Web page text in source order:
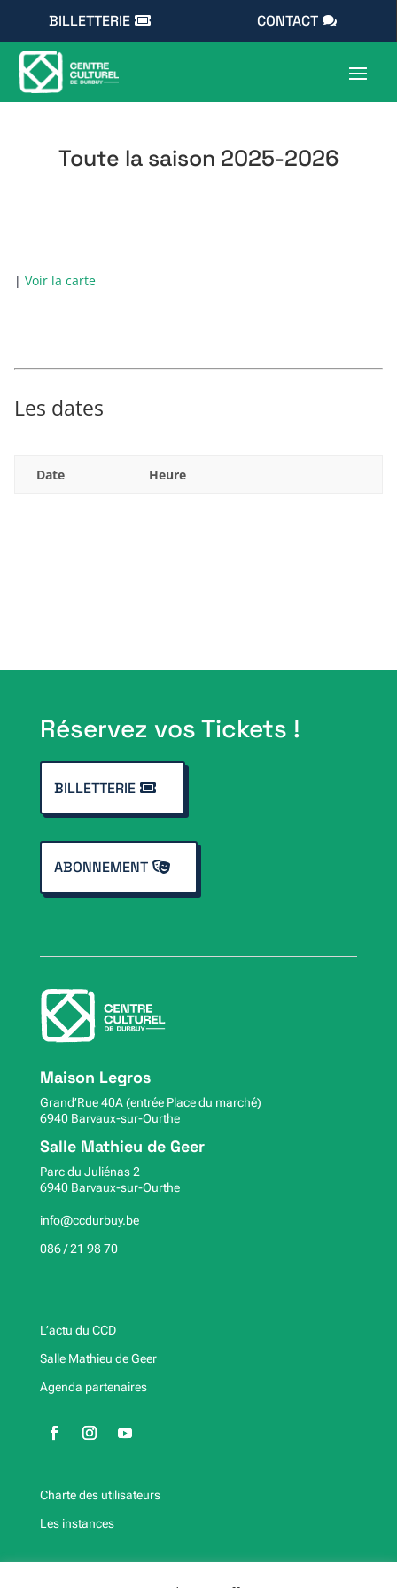
BILLETTERIE CONTACT
Toute la saison 2025-2026
| Voir la carte
Les dates
Date Heure
Réservez vos Tickets !
BILLETTERIE
ABONNEMENT
Maison Legros
Grand’Rue 40A (entrée Place du marché)
6940 Barvaux-sur-Ourthe
Salle Mathieu de Geer
Parc du Juliénas 2
6940 Barvaux-sur-Ourthe
info@ccdurbuy.be
086 / 21 98 70
L’actu du CCD
Salle Mathieu de Geer
Agenda partenaires
Charte des utilisateurs
Les instances